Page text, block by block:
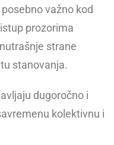
važno kod
prozorima
strane
stanovanja.
dugoročno i
kolektivnu i